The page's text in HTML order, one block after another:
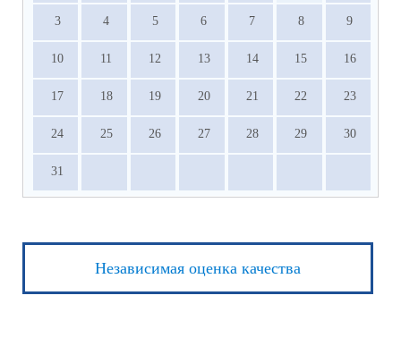
3 4 5 6 7 8 9
10 11 12 13 14 15 16
17 18 19 20 21 22 23
24 25 26 27 28 29 30
31
Независимая оценка качества